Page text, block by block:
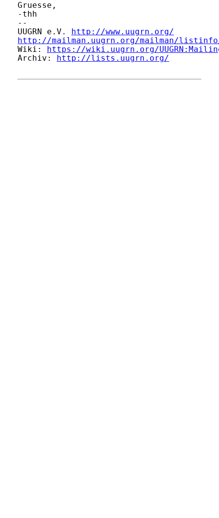
Gruesse,
-thh
--
UUGRN e.V.
http://www.uugrn.org/
http://mailman.uugrn.org/mailman/
Wiki:
https://wiki.uugrn.org/
Archiv:
http://lists.uugrn.org/